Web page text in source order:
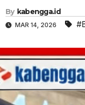
By kabengga.id
MAR 14, 2026